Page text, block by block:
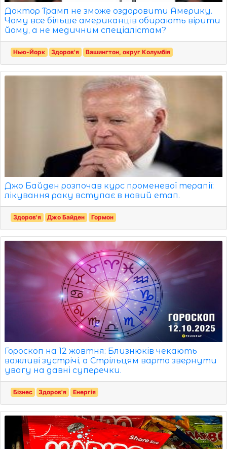
Доктор Трамп не зможе оздоровити Америку.
Чому все більше американців обирають вірити
йому, а не медичним спеціалістам?
Нью-Йорк Здоров'я Вашингтон, округ Колумбія
Джо Байден розпочав курс променевої терапії:
лікування раку вступає в новий етап.
Здоров'я Джо Байден Гормон
Гороскоп на 12 жовтня: Близнюків чекають
важливі зустрічі, а Стрільцям варто звернути
увагу на давні суперечки.
Бізнес Здоров'я Енергія